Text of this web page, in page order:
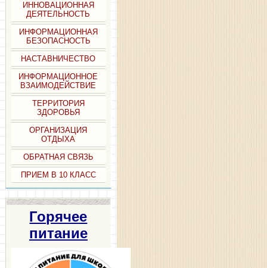
ИННОВАЦИОННАЯ
ДЕЯТЕЛЬНОСТЬ
ИНФОРМАЦИОННАЯ
БЕЗОПАСНОСТЬ
НАСТАВНИЧЕСТВО
ИНФОРМАЦИОННОЕ
ВЗАИМОДЕЙСТВИЕ
ТЕРРИТОРИЯ
ЗДОРОВЬЯ
ОРГАНИЗАЦИЯ
ОТДЫХА
ОБРАТНАЯ СВЯЗЬ
ПРИЕМ В 10 КЛАСС
Горячее
питание